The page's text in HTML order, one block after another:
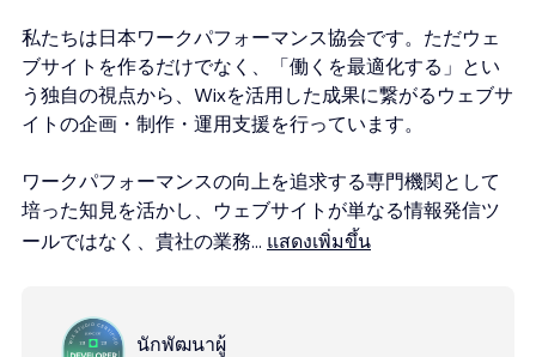
私たちは日本ワークパフォーマンス協会です。ただウェ
ブサイトを作るだけでなく、「働くを最適化する」とい
う独自の視点から、Wixを活用した成果に繋がるウェブサ
イトの企画・制作・運用支援を行っています。
ワークパフォーマンスの向上を追求する専門機関として
培った知見を活かし、ウェブサイトが単なる情報発信ツ
ールではなく、貴社の業務... แสดงเพิ่มขึ้น
นักพัฒนาผู้